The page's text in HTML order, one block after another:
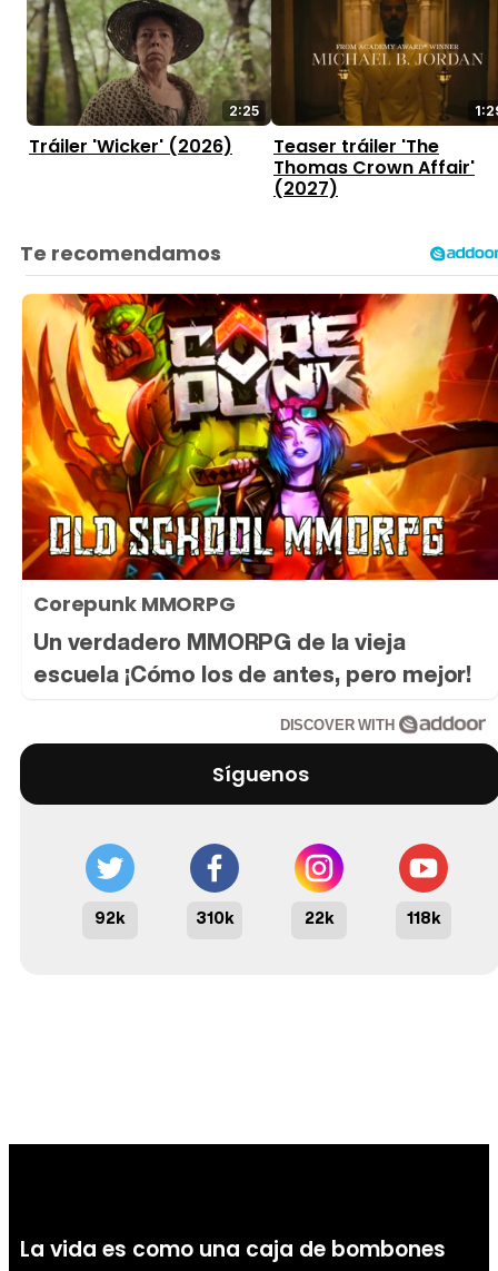
2:25
Tráiler 'Wicker' (2026)
Teaser tráiler 'The
Thomas Crown Affair'
(2027)
Corepunk MMORPG
Un verdadero MMORPG de la vieja
escuela ¡Cómo los de antes, pero mejor!
DISCOVER WITH
Síguenos
92k 310k 22k 118k
La vida es como una caja de bombones